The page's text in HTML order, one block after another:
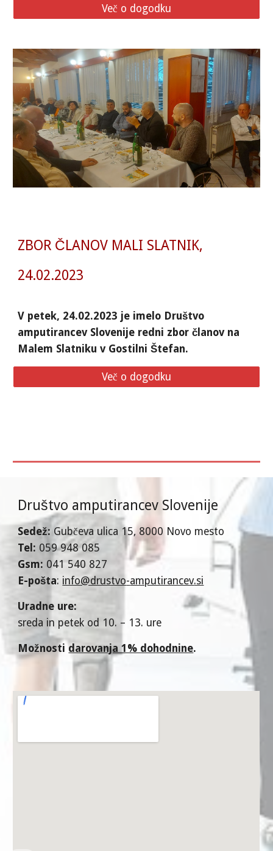
Več o dogodku
ZBOR ČLANOV MALI SLATNIK,
24.02.2023
V petek, 24.02.2023 je imelo Društvo
amputirancev Slovenije redni zbor članov na
Malem Slatniku v Gostilni Štefan.
Več o dogodku
Društvo amputirancev Slovenije
Sedež: Gubčeva ulica 15, 8000 Novo mesto
Tel: 059 948 085
Gsm: 041 540 827
E-pošta: info@drustvo-amputirancev.si
Uradne ure:
sreda in petek od 10. – 13. ure
Možnosti darovanja 1% dohodnine.